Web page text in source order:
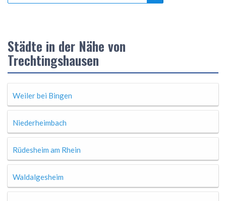
Städte in der Nähe von
Trechtingshausen
Weiler bei Bingen
Niederheimbach
Rüdesheim am Rhein
Waldalgesheim